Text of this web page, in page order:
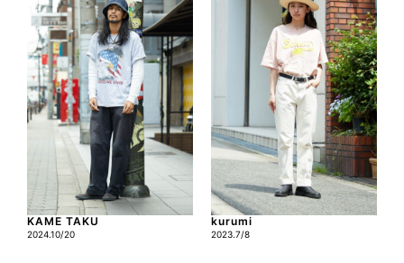
KAME TAKU
2024.10/20
kurumi
2023.7/8